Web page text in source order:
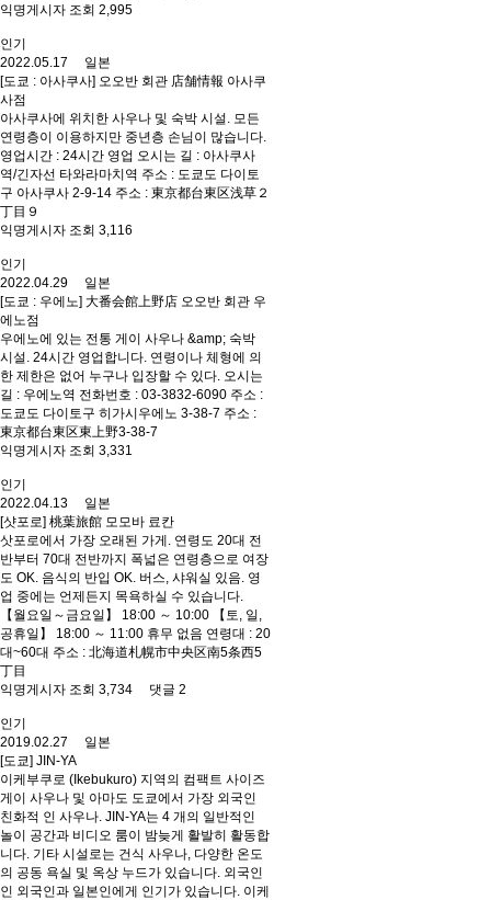
익명게시자 조회 2,995
인기
2022.05.17 일본
[도쿄 : 아사쿠사] 오오반 회관 店舗情報 아사쿠
사점
아사쿠사에 위치한 사우나 및 숙박 시설. 모든
연령층이 이용하지만 중년층 손님이 많습니다.
영업시간 : 24시간 영업 오시는 길 : 아사쿠사
역/긴자선 타와라마치역 주소 : 도쿄도 다이토
구 아사쿠사 2-9-14 주소 : 東京都台東区浅草２
丁目９
익명게시자 조회 3,116
인기
2022.04.29 일본
[도쿄 : 우에노] 大番会館上野店 오오반 회관 우
에노점
우에노에 있는 전통 게이 사우나 &amp; 숙박
시설. 24시간 영업합니다. 연령이나 체형에 의
한 제한은 없어 누구나 입장할 수 있다. 오시는
길 : 우에노역 전화번호 : 03-3832-6090 주소 :
도쿄도 다이토구 히가시우에노 3-38-7 주소 :
東京都台東区東上野3-38-7
익명게시자 조회 3,331
인기
2022.04.13 일본
[샷포로] 桃葉旅館 모모바 료칸
삿포로에서 가장 오래된 가게. 연령도 20대 전
반부터 70대 전반까지 폭넓은 연령층으로 여장
도 OK. 음식의 반입 OK. 버스, 샤워실 있음. 영
업 중에는 언제든지 목욕하실 수 있습니다.
【월요일～금요일】 18:00 ～ 10:00 【토, 일,
공휴일】 18:00 ～ 11:00 휴무 없음 연령대 : 20
대~60대 주소 : 北海道札幌市中央区南5条西5
丁目
익명게시자 조회 3,734 댓글 2
인기
2019.02.27 일본
[도쿄] JIN-YA
이케부쿠로 (Ikebukuro) 지역의 컴팩트 사이즈
게이 사우나 및 아마도 도쿄에서 가장 외국인
친화적 인 사우나. JIN-YA는 4 개의 일반적인
놀이 공간과 비디오 룸이 밤늦게 활발히 활동합
니다. 기타 시설로는 건식 사우나, 다양한 온도
의 공동 욕실 및 옥상 누드가 있습니다. 외국인
인 외국인과 일본인에게 인기가 있습니다. 이케